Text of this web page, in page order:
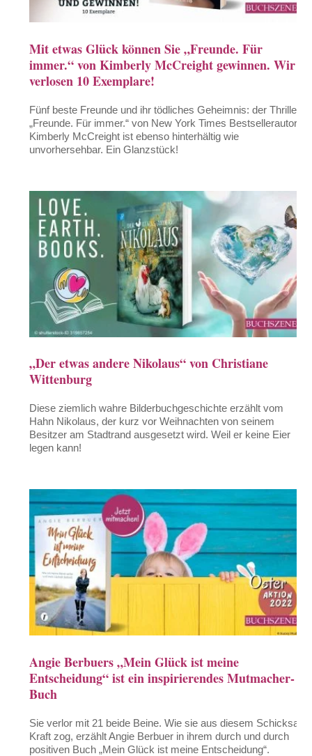
Mit etwas Glück können Sie „Freunde. Für
immer.“ von Kimberly McCreight gewinnen. Wir
verlosen 10 Exemplare!
Fünf beste Freunde und ihr tödliches Geheimnis: der Thriller
„Freunde. Für immer.“ von New York Times Bestsellerautorin
Kimberly McCreight ist ebenso hinterhältig wie
unvorhersehbar. Ein Glanzstück!
„Der etwas andere Nikolaus“ von Christiane
Wittenburg
Diese ziemlich wahre Bilderbuchgeschichte erzählt vom
Hahn Nikolaus, der kurz vor Weihnachten von seinem
Besitzer am Stadtrand ausgesetzt wird. Weil er keine Eier
legen kann!
Angie Berbuers „Mein Glück ist meine
Entscheidung“ ist ein inspirierendes Mutmacher-
Buch
Sie verlor mit 21 beide Beine. Wie sie aus diesem Schicksal
Kraft zog, erzählt Angie Berbuer in ihrem durch und durch
positiven Buch „Mein Glück ist meine Entscheidung“.